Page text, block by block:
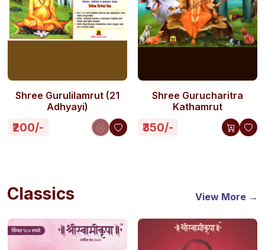
Shree Gurulilamrut (21
Adhyayi)
₹200/-
Shree Gurucharitra
Kathamrut
₹350/-
Classics View More →